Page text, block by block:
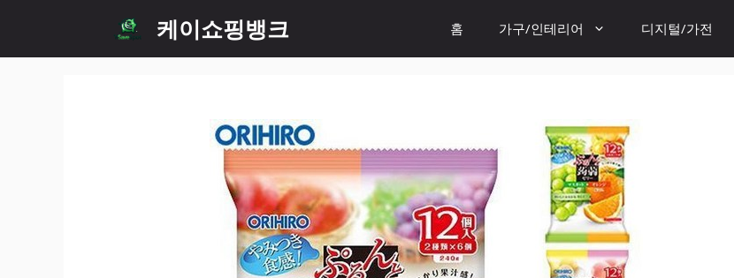
content
케이쇼핑뱅크 홈 가구/인테리어 디지털/가전